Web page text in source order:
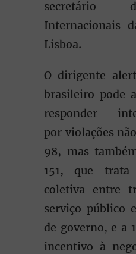
secretário
Internacionais
Lisboa.
O dirigente
brasileiro pode
responder
por violações
98, mas
151, que trata
coletiva entre
serviço público
de governo, e a
incentivo à